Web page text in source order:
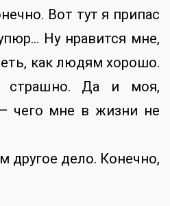
Вот тут я припас
Ну нравится мне,
как людям хорошо.
страшно. Да и моя,
чего мне в жизни не
другое дело. Конечно,